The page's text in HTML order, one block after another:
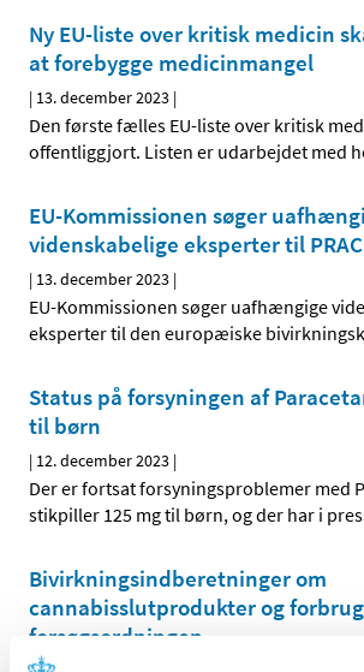
Ny EU-liste over kritisk medicin
at forebygge medicinmangel
| 13. december 2023 |
Den første fælles EU-liste over kritisk
offentliggjort. Listen er udarbejdet med
EU-Kommissionen søger
videnskabelige eksperter til PRAC
| 13. december 2023 |
EU-Kommissionen søger uafhængige
eksperter til den europæiske
Status på forsyningen af
til børn
| 12. december 2023 |
Der er fortsat forsyningsproblemer med
stikpiller 125 mg til børn, og der har i
Bivirkningsindberetninger om
cannabisslutprodukter og
forsøgsordningen